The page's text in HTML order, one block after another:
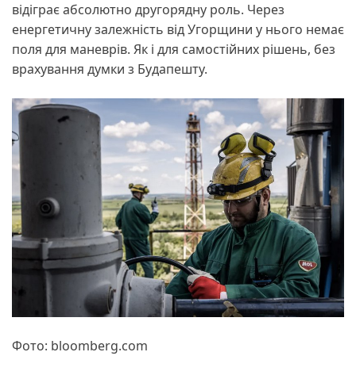
відіграє абсолютно другорядну роль. Через
енергетичну залежність від Угорщини у нього немає
поля для маневрів. Як і для самостійних рішень, без
врахування думки з Будапешту.
Фото: bloomberg.com